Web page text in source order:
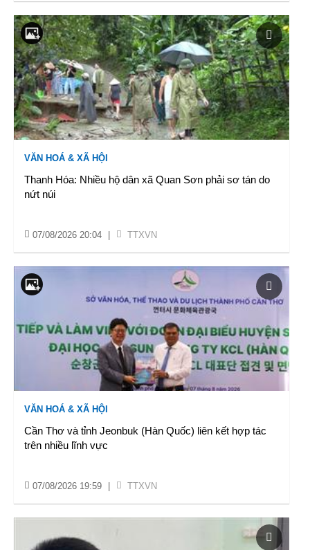
VĂN HOÁ & XÃ HỘI
Thanh Hóa: Nhiều hộ dân xã Quan Sơn phải sơ tán do
nứt núi
07/08/2026 20:04 TTXVN
VĂN HOÁ & XÃ HỘI
Cần Thơ và tỉnh Jeonbuk (Hàn Quốc) liên kết hợp tác
trên nhiều lĩnh vực
07/08/2026 19:59 TTXVN